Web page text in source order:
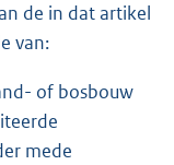
de in dat artikel
van:
of bosbouw
mede